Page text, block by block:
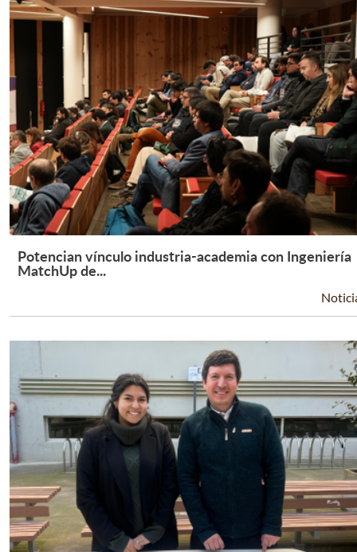
Leer Más +
Potencian vínculo industria-academia con Ingeniería
MatchUp de...